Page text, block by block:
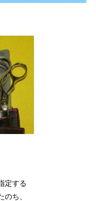
定する
ち、